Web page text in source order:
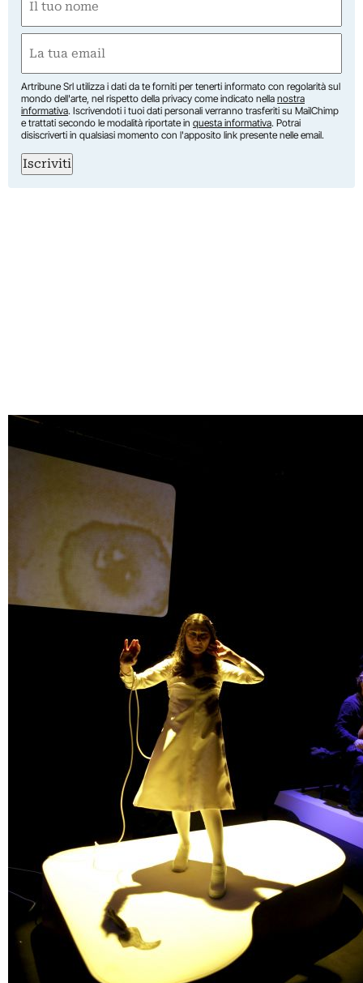
(Obbligatorio)
Nome
(Obbligatorio)
Artribune Srl utilizza i dati da te forniti per tenerti informato con regolarità sul
mondo dell'arte, nel rispetto della privacy come indicato nella nostra
informativa. Iscrivendoti i tuoi dati personali verranno trasferiti su MailChimp
e trattati secondo le modalità riportate in questa informativa. Potrai
disiscriverti in qualsiasi momento con l'apposito link presente nelle email.
Iscriviti